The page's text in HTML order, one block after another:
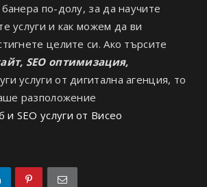
по-долу, за да научите
услуги и как можем да ви
целите си. Ако търсите
SEO оптимизация,
услуги от дигитална агенция, то
разположение